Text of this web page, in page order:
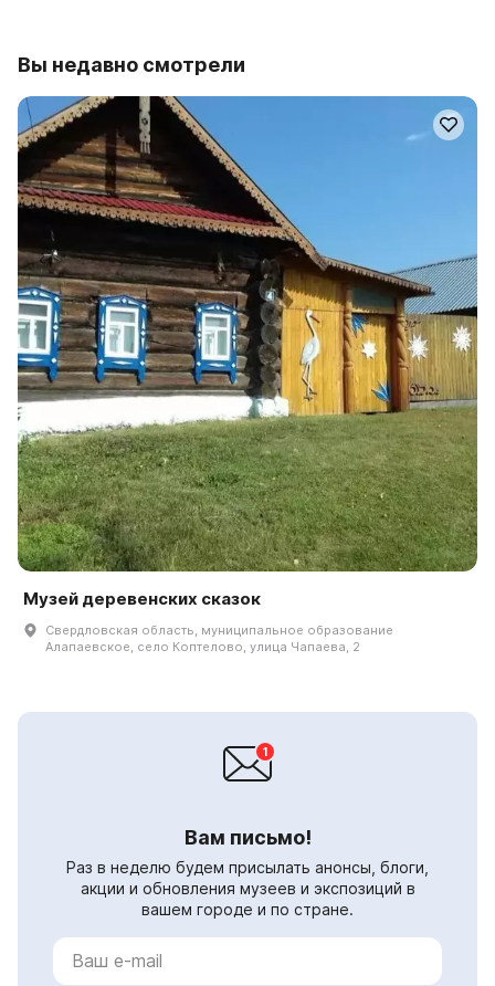
Вы недавно смотрели
Музей деревенских сказок
Свердловская область, муниципальное образование
Алапаевское, село Коптелово, улица Чапаева, 2
Вам письмо!
Раз в неделю будем присылать анонсы, блоги,
акции и обновления музеев и экспозиций в
вашем городе и по стране.